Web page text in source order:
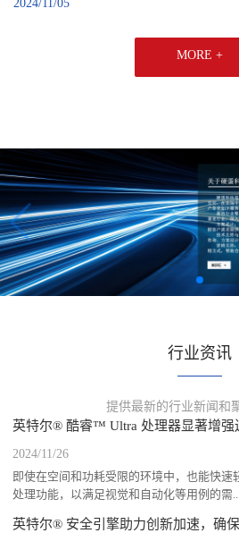
2024/11/05
MORE +
行业资讯
提供最新的行业新闻和
英特尔® 酷睿™ Ultra 处理器显著增强
2024/11/26
即使在空间和功耗受限的环境中，也能快速
处理功能，以满足视觉和自动化等用例的需
英特尔® 安全引擎助力创新加速，确